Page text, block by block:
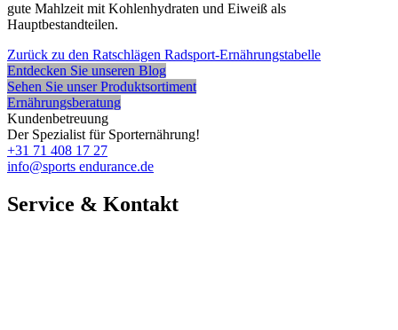
gute Mahlzeit mit Kohlenhydraten und Eiweiß als
Hauptbestandteilen.
Zurück zu den Ratschlägen Radsport-Ernährungstabelle
Entdecken Sie unseren Blog
Sehen Sie unser Produktsortiment
Ernährungsberatung
Kundenbetreuung
Der Spezialist für Sporternährung!
+31 71 408 17 27
info@sports endurance.de
Service & Kontakt